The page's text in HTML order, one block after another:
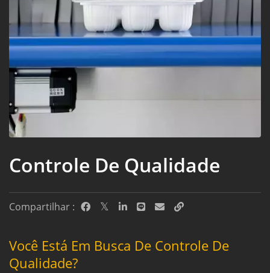
Controle De Qualidade
Compartilhar :
Você Está Em Busca De Controle De
Qualidade?